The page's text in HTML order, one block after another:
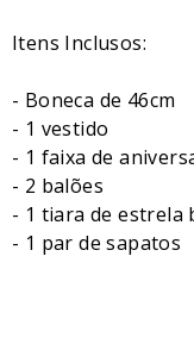
Itens Inclusos:
- Boneca de 46cm
- 1 vestido
- 1 faixa de
- 2 balões
- 1 tiara de estrela
- 1 par de sapatos